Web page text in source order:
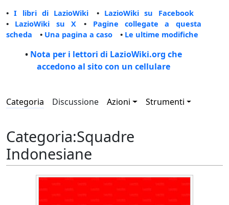
•I libri di LazioWiki • LazioWiki su Facebook
• LazioWiki su X • Pagine collegate a questa
scheda • Una pagina a caso • Le ultime modifiche
• Nota per i lettori di LazioWiki.org che
accedono al sito con un cellulare
Categoria Discussione Azioni Strumenti
Categoria:Squadre
Indonesiane